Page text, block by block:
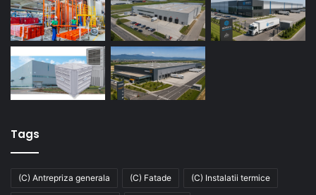
Tags
(C) Antrepriza generala (C) Fatade (C) Instalatii termice